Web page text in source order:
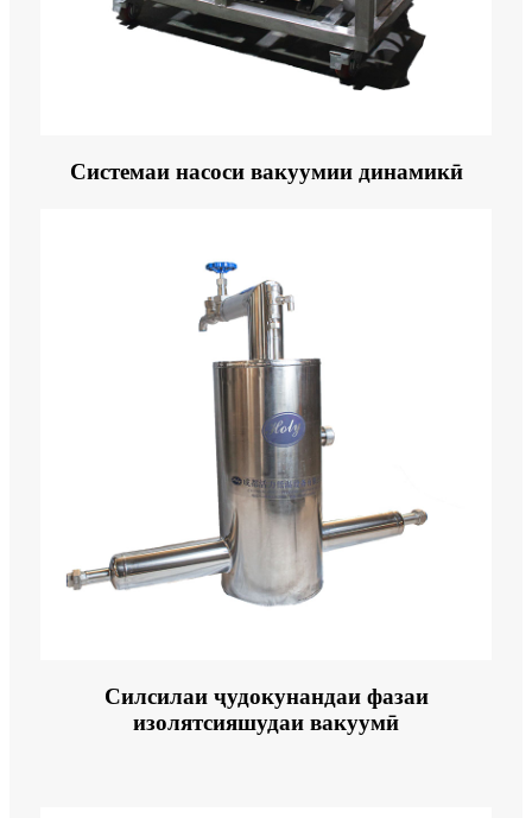
Системаи насоси вакуумии динамикӣ
Силсилаи ҷудокунандаи фазаи
изолятсияшудаи вакуумӣ